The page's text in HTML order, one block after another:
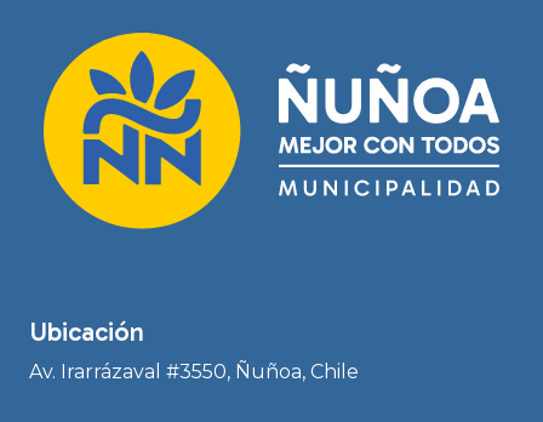
Ubicación
Av. Irarrázaval #3550, Ñuñoa, Chile